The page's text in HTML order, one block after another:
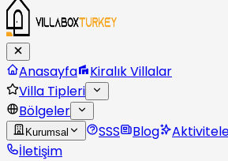
Anasayfa
Kiralık Villalar
Villa Tipleri
Bölgeler
Kurumsal SSS Blog
İletişim